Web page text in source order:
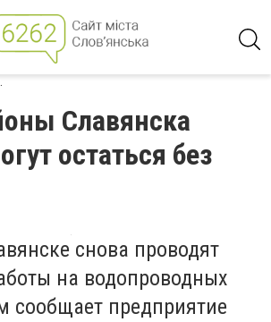
Славянска
остаться без
снова проводят
на водопроводных
сообщает предприятие